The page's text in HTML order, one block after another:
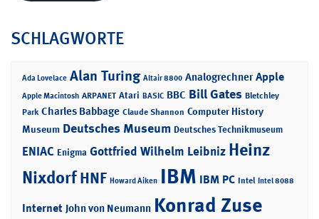
SCHLAGWORTE
Ada Lovelace Alan Turing Altair 8800 Analogrechner Apple
Apple Macintosh ARPANET Atari BASIC BBC Bill Gates Bletchley
Park Charles Babbage Claude Shannon Computer History
Museum Deutsches Museum Deutsches Technikmuseum
ENIAC Enigma Gottfried Wilhelm Leibniz Heinz
NixdorfHNF Howard Aiken IBM IBM PC Intel Intel 8088
Internet John von Neumann Konrad Zuse